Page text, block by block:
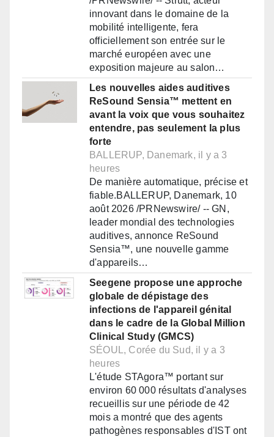
innovant dans le domaine de la
mobilité intelligente, fera
officiellement son entrée sur le
marché européen avec une
exposition majeure au salon…
Les nouvelles aides auditives
ReSound Sensia™ mettent en
avant la voix que vous souhaitez
entendre, pas seulement la plus
forte
BALLERUP, Danemark, il y a 3
heures
De manière automatique, précise et
fiable.BALLERUP, Danemark, 10
août 2026 /PRNewswire/ -- GN,
leader mondial des technologies
auditives, annonce ReSound
Sensia™, une nouvelle gamme
d'appareils…
Seegene propose une approche
globale de dépistage des
infections de l'appareil génital
dans le cadre de la Global Million
Clinical Study (GMCS)
SÉOUL, Corée du Sud, il y a 3
heures
L'étude STAgora™ portant sur
environ 60 000 résultats d'analyses
recueillis sur une période de 42
mois a montré que des agents
pathogènes responsables d'IST ont